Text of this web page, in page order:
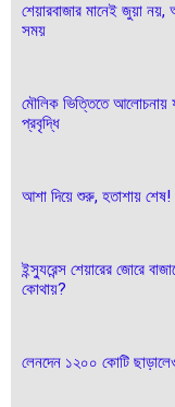
শেয়ারবাজার মানেই জুয়া
সময়
মৌলিক ভিত্তিতে আলোচনায়
প্রবৃদ্ধি
আশা দিয়ে শুরু, হতাশায়
ইন্স্যুরেন্স শেয়ারের জোরে
কোথায়?
লেনদেন ১২০০ কোটি